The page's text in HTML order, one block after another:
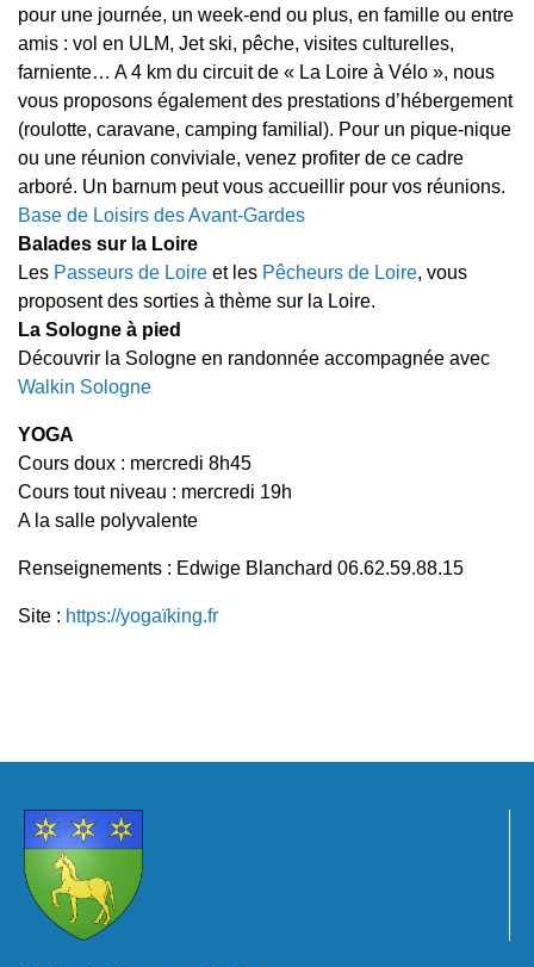
pour une journée, un week-end ou plus, en famille ou entre
amis : vol en ULM, Jet ski, pêche, visites culturelles,
farniente… A 4 km du circuit de « La Loire à Vélo », nous
vous proposons également des prestations d’hébergement
(roulotte, caravane, camping familial). Pour un pique-nique
ou une réunion conviviale, venez profiter de ce cadre
arboré. Un barnum peut vous accueillir pour vos réunions.
Base de Loisirs des Avant-Gardes
Balades sur la Loire
Les Passeurs de Loire et les Pêcheurs de Loire, vous
proposent des sorties à thème sur la Loire.
La Sologne à pied
Découvrir la Sologne en randonnée accompagnée avec
Walkin Sologne
YOGA
Cours doux : mercredi 8h45
Cours tout niveau : mercredi 19h
A la salle polyvalente
Renseignements : Edwige Blanchard 06.62.59.88.15
Site : https://yogaïking.fr